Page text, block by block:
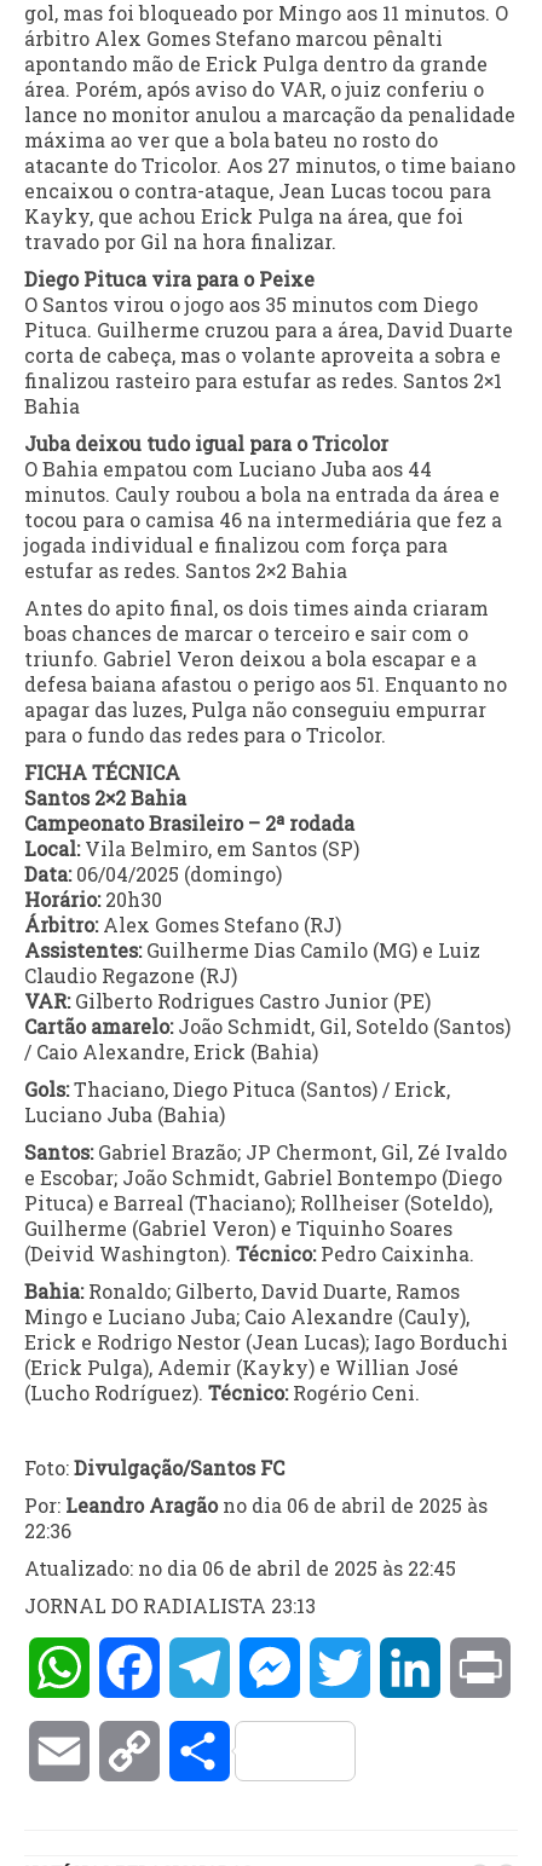
gol, mas foi bloqueado por Mingo aos 11 minutos. O
árbitro Alex Gomes Stefano marcou pênalti
apontando mão de Erick Pulga dentro da grande
área. Porém, após aviso do VAR, o juiz conferiu o
lance no monitor anulou a marcação da penalidade
máxima ao ver que a bola bateu no rosto do
atacante do Tricolor. Aos 27 minutos, o time baiano
encaixou o contra-ataque, Jean Lucas tocou para
Kayky, que achou Erick Pulga na área, que foi
travado por Gil na hora finalizar.
Diego Pituca vira para o Peixe
O Santos virou o jogo aos 35 minutos com Diego
Pituca. Guilherme cruzou para a área, David Duarte
corta de cabeça, mas o volante aproveita a sobra e
finalizou rasteiro para estufar as redes. Santos 2×1
Bahia
Juba deixou tudo igual para o Tricolor
O Bahia empatou com Luciano Juba aos 44
minutos. Cauly roubou a bola na entrada da área e
tocou para o camisa 46 na intermediária que fez a
jogada individual e finalizou com força para
estufar as redes. Santos 2×2 Bahia
Antes do apito final, os dois times ainda criaram
boas chances de marcar o terceiro e sair com o
triunfo. Gabriel Veron deixou a bola escapar e a
defesa baiana afastou o perigo aos 51. Enquanto no
apagar das luzes, Pulga não conseguiu empurrar
para o fundo das redes para o Tricolor.
FICHA TÉCNICA
Santos 2×2 Bahia
Campeonato Brasileiro – 2ª rodada
Local:Vila Belmiro, em Santos (SP)
Data:06/04/2025 (domingo)
Horário:20h30
Árbitro:Alex Gomes Stefano (RJ)
Assistentes:Guilherme Dias Camilo (MG) e Luiz
Claudio Regazone (RJ)
VAR:Gilberto Rodrigues Castro Junior (PE)
Cartão amarelo:João Schmidt, Gil, Soteldo (Santos)
/ Caio Alexandre, Erick (Bahia)
Gols:Thaciano, Diego Pituca (Santos) / Erick,
Luciano Juba (Bahia)
Santos:Gabriel Brazão; JP Chermont, Gil, Zé Ivaldo
e Escobar; João Schmidt, Gabriel Bontempo (Diego
Pituca) e Barreal (Thaciano); Rollheiser (Soteldo),
Guilherme (Gabriel Veron) e Tiquinho Soares
(Deivid Washington). Técnico:Pedro Caixinha.
Bahia:Ronaldo; Gilberto, David Duarte, Ramos
Mingo e Luciano Juba; Caio Alexandre (Cauly),
Erick e Rodrigo Nestor (Jean Lucas); Iago Borduchi
(Erick Pulga), Ademir (Kayky) e Willian José
(Lucho Rodríguez). Técnico:Rogério Ceni.
Foto:Divulgação/Santos FC
Por: Leandro Aragãono dia 06 de abril de 2025 às
22:36
Atualizado: no dia 06 de abril de 2025 às 22:45
JORNAL DO RADIALISTA 23:13
WhatsAppFacebookTelegramMessengerTwitter LinkedIn
Email Copy Compartilhar